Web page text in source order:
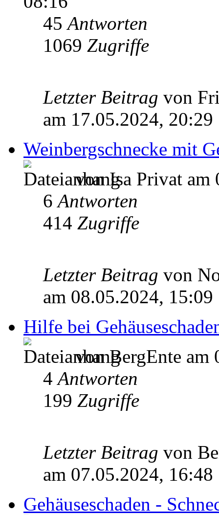
45Antworten
1069 Zugriffe
Letzter Beitrag von
am 17.05.2024, 20:29
Weinbergschnecke mit
von Isa Privat am
6Antworten
414 Zugriffe
Letzter Beitrag von
am 08.05.2024, 15:09
Hilfe bei
von BergEnte am
4Antworten
199 Zugriffe
Letzter Beitrag von
am 07.05.2024, 16:48
Gehäuseschaden -